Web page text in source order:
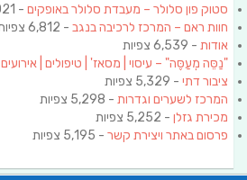
סטוק פון סלולר – מעבדת סלולר באופקים - 7,021 צפיות
חוות ראם – המרכז לרכיבה בנגב - 6,812 צפיות
אודות - 6,539 צפיות
"נַסֵּה מְעַסֶּה" – עיסוי | מסאז' | טיפולים | אירועים
ציבור דתי - 5,329 צפיות
המרכז לשערים וגדרות - 5,298 צפיות
מכירת גזלן - 5,252 צפיות
פרסום באתר ויצירת קשר - 5,195 צפיות